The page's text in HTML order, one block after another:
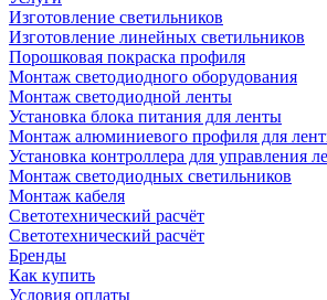
Изготовление светильников
Изготовление линейных светильников
Порошковая покраска профиля
Монтаж светодиодного оборудования
Монтаж светодиодной ленты
Установка блока питания для ленты
Монтаж алюминиевого профиля для
Установка контроллера для управления
Монтаж светодиодных светильников
Монтаж кабеля
Светотехнический расчёт
Светотехнический расчёт
Бренды
Как купить
Условия оплаты